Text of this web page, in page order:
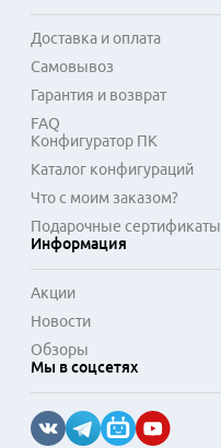
Доставка и оплата
Самовывоз
Гарантия и возврат
FAQ
Конфигуратор ПК
Каталог конфигураций
Что с моим заказом?
Подарочные сертификаты
Информация
Акции
Новости
Обзоры
Мы в соцсетях